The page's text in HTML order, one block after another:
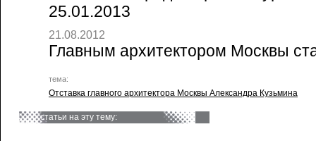
25.01.2013
21.08.2012
Главным архитектором Москвы
тема:
Отставка главного архитектора Москвы Александра Кузьмина
статьи на эту тему: